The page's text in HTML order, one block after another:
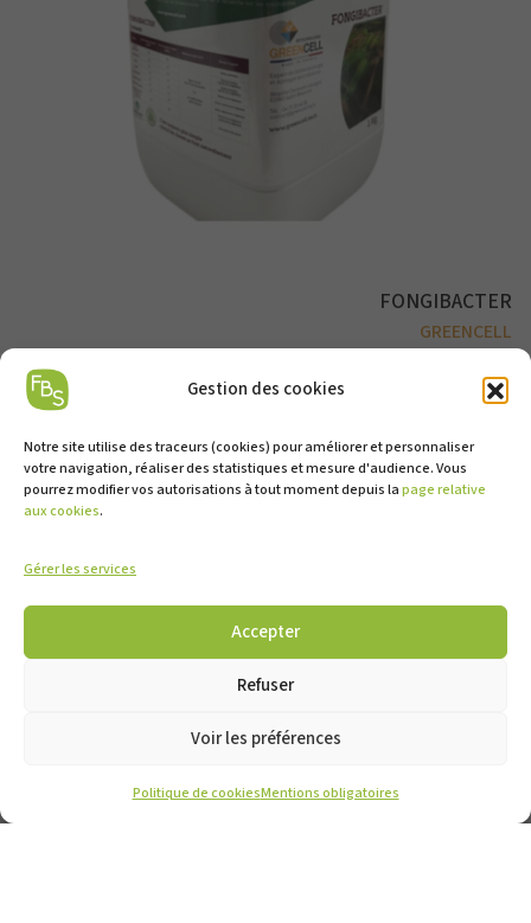
Gestion des cookies
Notre site utilise des traceurs (cookies) pour améliorer et personnaliser
votre navigation, réaliser des statistiques et mesure d'audience. Vous
pourrez modifier vos autorisations à tout moment depuis lapage relative
aux cookies.
Gérer les services
Accepter
Refuser
Voir les préférences
Politique de cookiesMentions obligatoires
FONGIBACTER
GREENCELL
CONTACT
MENTIONS OBLIGATOIRES